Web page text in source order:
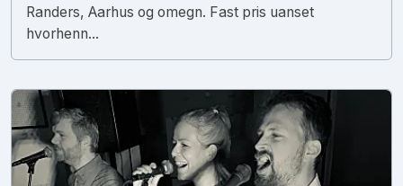
Randers, Aarhus og omegn. Fast pris uanset
hvorhenn...